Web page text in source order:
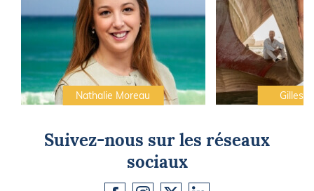
Nathalie Moreau Gilles
Suivez-nous sur les réseaux
sociaux